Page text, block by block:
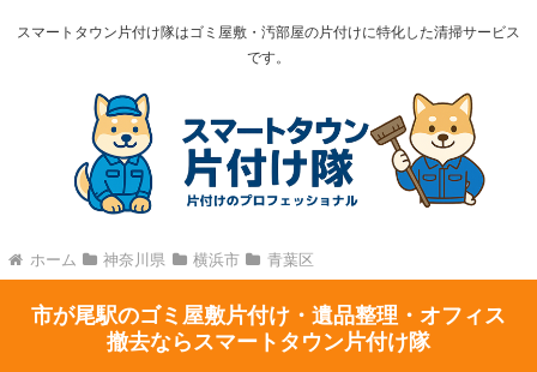
スマートタウン片付け隊はゴミ屋敷・汚部屋の片付けに特化した清掃サービス
です。
ホーム 神奈川県 横浜市 青葉区
市が尾駅のゴミ屋敷片付け・遺品整理・オフィス
撤去ならスマートタウン片付け隊